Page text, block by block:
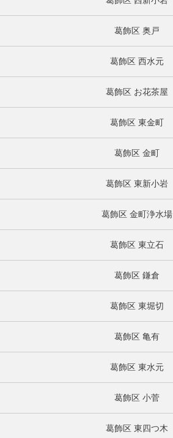
葛飾区 奥戸
葛飾区 西水元
葛飾区 お花茶屋
葛飾区 東金町
葛飾区 金町
葛飾区 東新小岩
葛飾区 金町浄水場
葛飾区 東立石
葛飾区 鎌倉
葛飾区 東堀切
葛飾区 亀有
葛飾区 東水元
葛飾区 小菅
葛飾区 東四つ木